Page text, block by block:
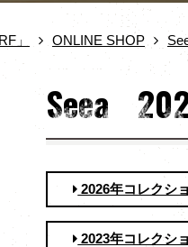
」 ONLINE SHOP
Seea
2026年コレクシ
2023年コレクシ